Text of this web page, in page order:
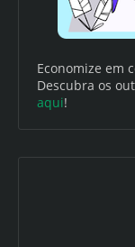
Economize em
Descubra os
aqui!